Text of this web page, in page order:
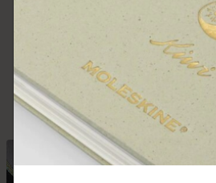
ショッ
創作活動に必要な